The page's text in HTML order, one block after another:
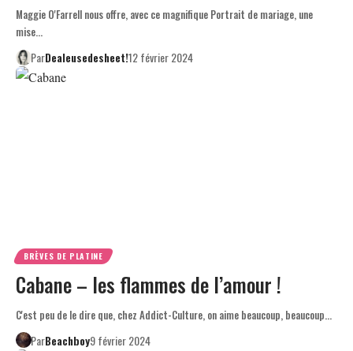
Maggie O'Farrell nous offre, avec ce magnifique Portrait de mariage, une
mise…
ParDealeusedesheet!12 février 2024
BRÈVES DE PLATINE
Cabane – les flammes de l’amour !
C'est peu de le dire que, chez Addict-Culture, on aime beaucoup, beaucoup…
ParBeachboy9 février 2024